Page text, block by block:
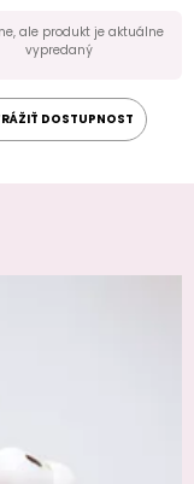
ale produkt je aktuálne
vypredaný
DOSTUPNOST